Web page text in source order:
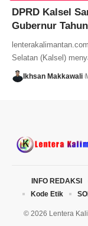
DPRD Kalsel
Gubernur
Selatan (Kalsel)
Ikhsan Makkawali
© 2026 Lentera
INFO REDAKSI
Kode Etik